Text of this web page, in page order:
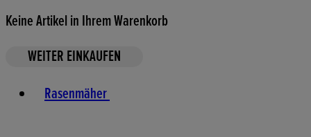
Keine Artikel in Ihrem Warenkorb
WEITER EINKAUFEN
Rasenmäher